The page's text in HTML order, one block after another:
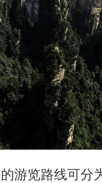
游览路线可分